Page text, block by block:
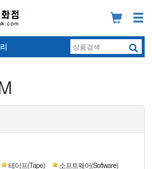
테이프(Tape)
소프트웨어(Software)